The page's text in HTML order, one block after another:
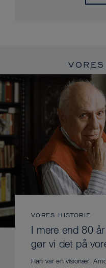
VORES HISTORIE
I mere end 80
gør vi det på
Han var en visionær.